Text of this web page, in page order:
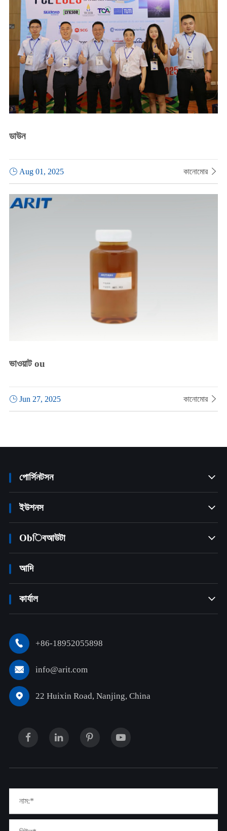
ডাউন
Aug 01, 2025 কানোমোর 
ভাওয়াট ou
Jun 27, 2025 কানোমোর 
পোর্সিনটসন 
ইউশনস 
Obিবআউটা 
আদি
কার্যাল 
 +86-18952055898
 info@arit.com
 22 Huixin Road, Nanjing, China